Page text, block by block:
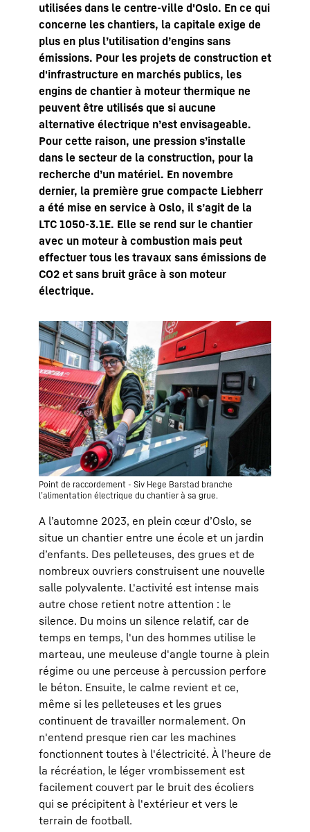
utilisées dans le centre-ville d'Oslo. En ce qui
concerne les chantiers, la capitale exige de
plus en plus l’utilisation d’engins sans
émissions. Pour les projets de construction et
d'infrastructure en marchés publics, les
engins de chantier à moteur thermique ne
peuvent être utilisés que si aucune
alternative électrique n’est envisageable.
Pour cette raison, une pression s’installe
dans le secteur de la construction, pour la
recherche d’un matériel. En novembre
dernier, la première grue compacte Liebherr
a été mise en service à Oslo, il s’agit de la
LTC 1050-3.1E. Elle se rend sur le chantier
avec un moteur à combustion mais peut
effectuer tous les travaux sans émissions de
CO2 et sans bruit grâce à son moteur
électrique.
Point de raccordement - Siv Hege Barstad branche
l’alimentation électrique du chantier à sa grue.
A l’automne 2023, en plein cœur d’Oslo, se
situe un chantier entre une école et un jardin
d’enfants. Des pelleteuses, des grues et de
nombreux ouvriers construisent une nouvelle
salle polyvalente. L'activité est intense mais
autre chose retient notre attention : le
silence. Du moins un silence relatif, car de
temps en temps, l'un des hommes utilise le
marteau, une meuleuse d'angle tourne à plein
régime ou une perceuse à percussion perfore
le béton. Ensuite, le calme revient et ce,
même si les pelleteuses et les grues
continuent de travailler normalement. On
n'entend presque rien car les machines
fonctionnent toutes à l'électricité. À l’heure de
la récréation, le léger vrombissement est
facilement couvert par le bruit des écoliers
qui se précipitent à l'extérieur et vers le
terrain de football.